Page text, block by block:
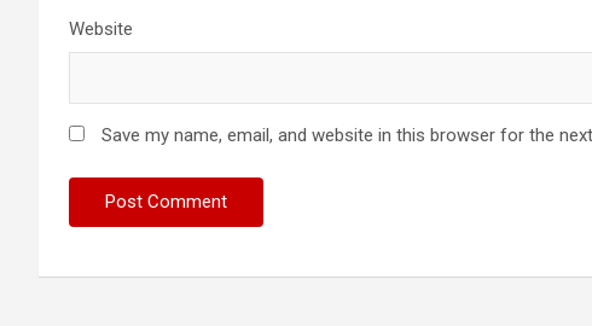
Website
Save my name, email, and website in this browser for the